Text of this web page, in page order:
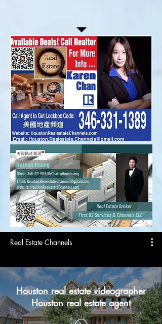
Real Estate Channels
Houston real estate videographer
Houston real estate agent